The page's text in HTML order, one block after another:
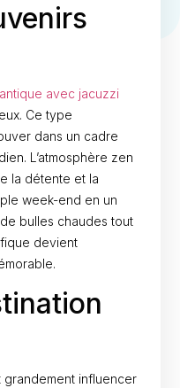
avec jacuzzi
Ce type
dans un cadre
L’atmosphère zen
la détente et la
week-end en un
bulles chaudes tout
devient
influencer